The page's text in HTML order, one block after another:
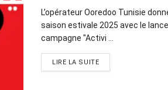
divertissement
L’opérateur Ooredoo Tunisie
saison estivale 2025 avec le
campagne "Activi ...
LIRE LA SUITE